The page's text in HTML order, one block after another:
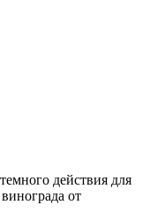
действия для
от